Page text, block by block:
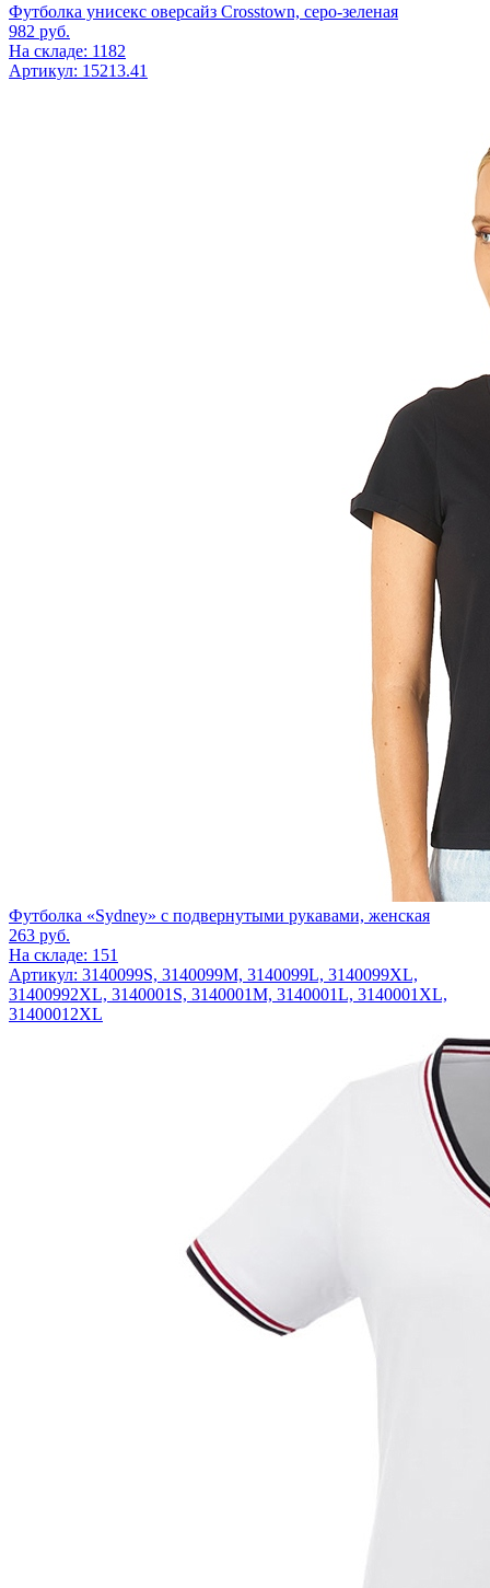
Футболка унисекс оверсайз Crosstown, серо-зеленая
982 руб.
На складе: 1182
Артикул: 15213.41
Футболка «Sydney» с подвернутыми рукавами, женская
263 руб.
На складе: 151
Артикул: 3140099S, 3140099M, 3140099L, 3140099XL,
31400992XL, 3140001S, 3140001M, 3140001L, 3140001XL,
31400012XL